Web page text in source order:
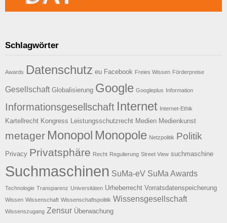
Schlagwörter
Awards Datenschutz eu Facebook Freies Wissen Förderpreise
Gesellschaft Globalisierung Google Googleplus Information
Informationsgesellschaft Internet Internet-Ethik
Kartellrecht Kongress Leistungsschutzrecht Medien Medienkunst
metager Monopol Monopole Netzpolitik Politik
Privacy Privatsphäre Recht Regulierung Street View suchmaschine
Suchmaschinen SuMa-eV SuMa Awards
Technologie Transparenz Universitäten Urheberrecht Vorratsdatenspeicherung
Wissen Wissenschaft Wissenschaftspolitik Wissensgesellschaft
Wissenszugang Zensur Überwachung